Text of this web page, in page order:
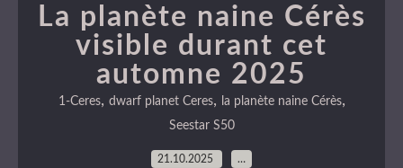
La planète naine Cérès
visible durant cet
automne 2025
1-Ceres, dwarf planet Ceres, la planète naine Cérès,
Seestar S50
21.10.2025 …